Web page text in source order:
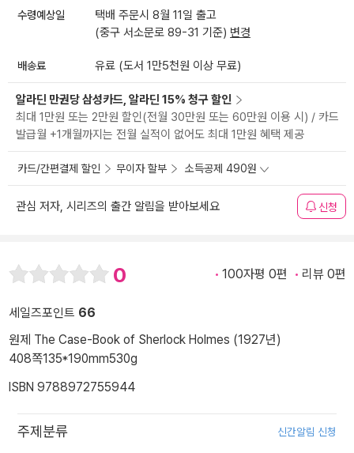
수령예상일
택배 주문시 8월 11일 출고
(중구 서소문로 89-31 기준) 변경
배송료 유료 (도서 1만5천원 이상 무료)
알라딘 만권당 삼성카드, 알라딘 15% 청구 할인
최대 1만원 또는 2만원 할인(전월 30만원 또는 60만원 이용 시) / 카드
발급월 +1개월까지는 전월 실적이 없어도 최대 1만원 혜택 제공
카드/간편결제 할인 무이자 할부 소득공제 490원
관심 저자, 시리즈의 출간 알림을 받아보세요 신청
0 100자평 0편 리뷰 0편
세일즈포인트 66
원제 The Case-Book of Sherlock Holmes (1927년)
408쪽135*190mm530g
ISBN 9788972755944
주제분류 신간알림 신청